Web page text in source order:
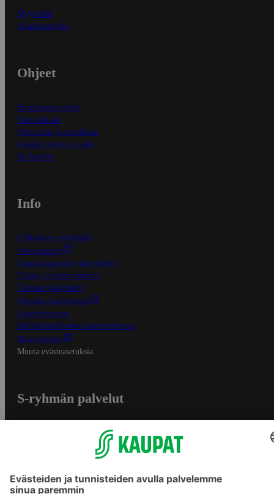
Myymälät
Asiakaspalvelu
Ohjeet
Ensitilaajan ohjeet
Näin maksat
Näin tilaat ja muokkaat
Kaikki ohjeet ja vinkit
In English
Info
S-Business yrityksille
Oiva-raportit
Osuuskauppojen yhteystiedot
Tilaus- ja toimitusehdot
Tietosuojakäytäntö
Palvelun käyttöehdot
Saavutettavuus
Mobiilisovelluksen saavutettavuus
Mainostajalle
Muuta evästeasetuksia
S-ryhmän palvelut
Yhteishyvä Ruoka -sovellus
S-ostoslista -sovellus
Prisma.fi